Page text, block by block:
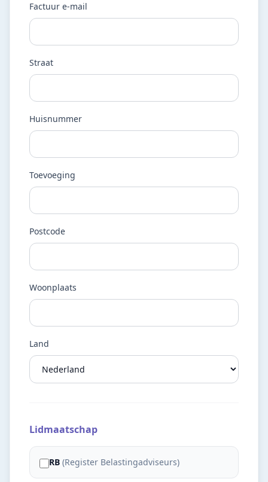
Factuur e-mail
Straat
Huisnummer
Toevoeging
Postcode
Woonplaats
Land
Lidmaatschap
RB (Register Belastingadviseurs)